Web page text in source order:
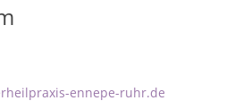
ennepe-ruhr.de